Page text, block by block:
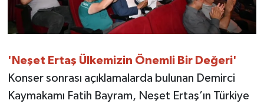
'Neşet Ertaş Ülkemizin Önemli Bir Değeri'
Konser sonrası açıklamalarda bulunan Demirci
Kaymakamı Fatih Bayram, Neşet Ertaş’ın Türkiye